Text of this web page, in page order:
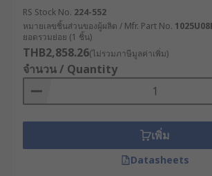
RS Stock No. 224-552
หมายเลขชิ้นส่วนของผู้ผลิต / Mfr. Part No.
ยอดรวมย่อย (1 ชิ้น)
THB2,858.26(ไม่รวมภาษีมูลค่าเพิ่ม)
จำนวน / Quantity
เพิ่ม
Datasheets